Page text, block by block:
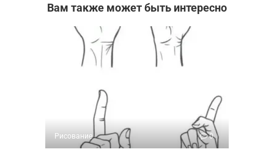
Вам также может быть интересно
Рисование 0